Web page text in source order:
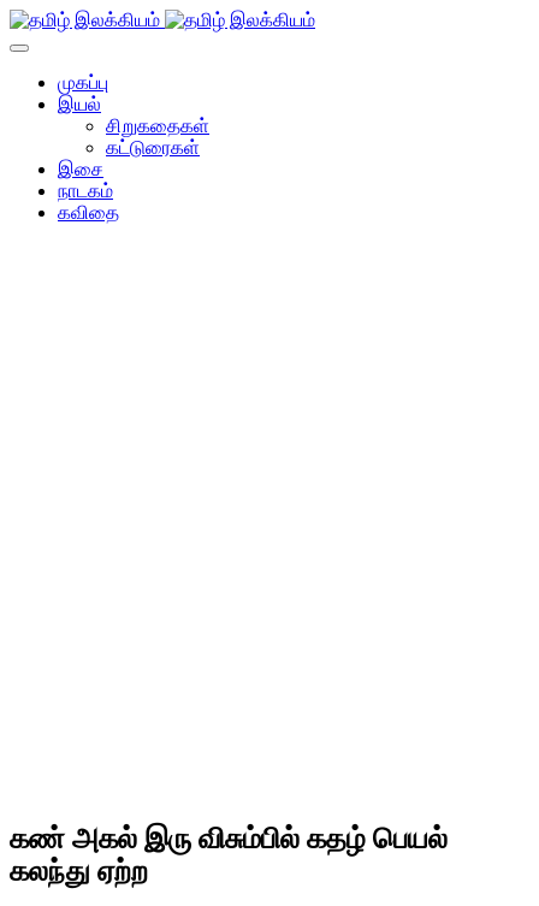
முகப்பு
இயல்
சிறுகதைகள்
கட்டுரைகள்
இசை
நாடகம்
கவிதை
கண் அகல் இரு விசும்பில் கதழ் பெயல்
கலந்து ஏற்ற